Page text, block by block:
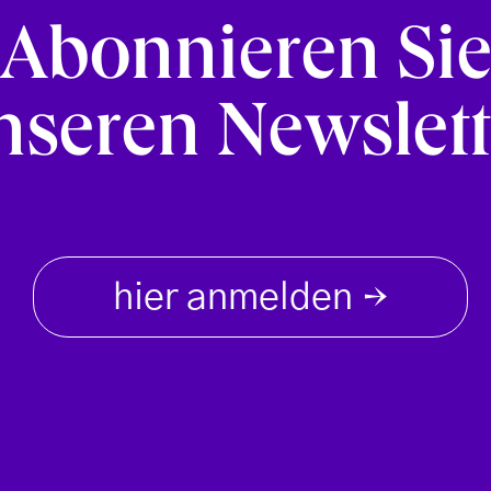
Abonnieren Sie
hier anmelden →